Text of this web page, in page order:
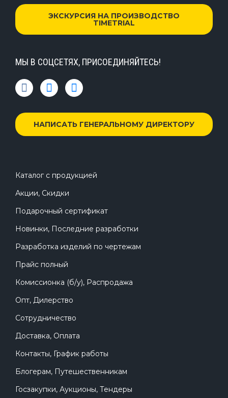
ЭКСКУРСИЯ НА ПРОИЗВОДСТВО
TIMETRIAL
МЫ В СОЦСЕТЯХ, ПРИСОЕДИНЯЙТЕСЬ!
НАПИСАТЬ ГЕНЕРАЛЬНОМУ ДИРЕКТОРУ
Каталог с продукцией
Акции, Скидки
Подарочный сертификат
Новинки, Последние разработки
Разработка изделий по чертежам
Прайс полный
Комиссионка (б/у), Распродажа
Опт, Дилерство
Сотрудничество
Доставка, Оплата
Контакты, График работы
Блогерам, Путешественникам
Госзакупки, Аукционы, Тендеры